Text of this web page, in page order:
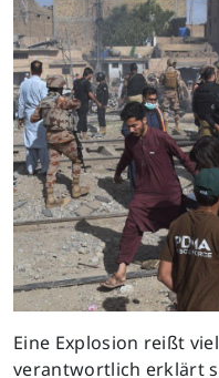
Eine Explosion reißt
verantwortlich erklärt